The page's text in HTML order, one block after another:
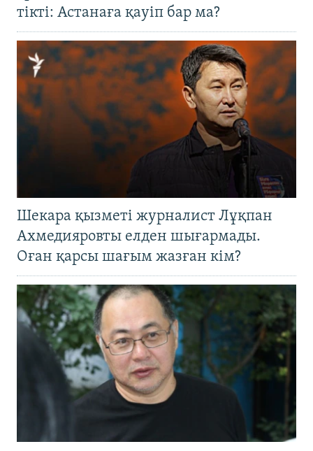
тікті: Астанаға қауіп бар ма?
Шекара қызметі журналист Лұқпан
Ахмедияровты елден шығармады.
Оған қарсы шағым жазған кім?